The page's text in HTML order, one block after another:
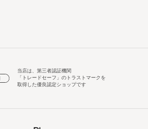
当店は、第三者認証機関
「トレードセーフ」のトラストマークを
取得した優良認定ショップです